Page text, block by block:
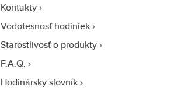
Kontakty
Vodotesnosť hodiniek
Starostlivosť o produkty
F.A.Q.
Hodinársky slovník